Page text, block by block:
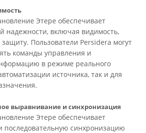
Этере обеспечивает
надежности, включая видимость,
Пользователи Persidera могут
команды управления и
в режиме реального
источника, так и для
выравнивание и синхронизация
Этере обеспечивает
последовательную синхронизацию